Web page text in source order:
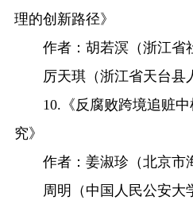
理的创新路径》
作者：胡若溟（浙江省社
厉天琪（浙江省天台县人
10.《反腐败跨境追赃中
究》
作者：姜淑珍（北京市海
周明（中国人民公安大